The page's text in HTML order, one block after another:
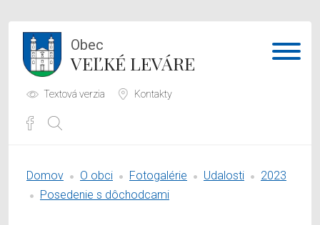
Obec
VEĽKÉ LEVÁRE
Textová verzia Kontakty
Samospráva
Domov O obci Fotogalérie Udalosti
2023
Posedenie s dôchodcami